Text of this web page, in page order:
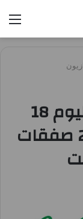
عروض لولو الشرقية اليوم 18
يونيو حتى 21 يونيو 2025 صفقات